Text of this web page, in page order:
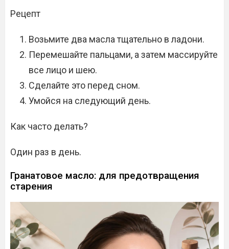
Рецепт
Возьмите два масла тщательно в ладони.
Перемешайте пальцами, а затем массируйте
все лицо и шею.
Сделайте это перед сном.
Умойся на следующий день.
Как часто делать?
Один раз в день.
Гранатовое масло: для предотвращения
старения